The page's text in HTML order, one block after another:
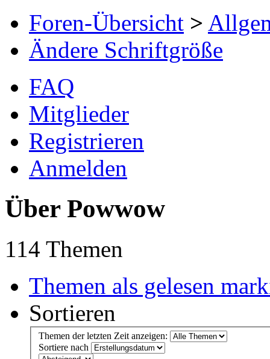
Foren-Übersicht >
Ändere Schriftgröße
FAQ
Mitglieder
Registrieren
Anmelden
Über Powwow
114 Themen
Themen als gelesen
Sortieren
Themen der letzten Zeit anzeigen:
Sortiere nach